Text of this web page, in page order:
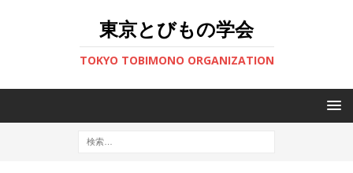
東京とびもの学会
TOKYO TOBIMONO ORGANIZATION